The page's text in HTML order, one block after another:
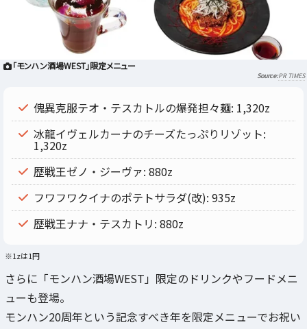
「モンハン酒場WEST」限定メニュー
PR TIMES
傀異克服テオ・テスカトルの爆発担々麺: 1,320z
冰龍イヴェルカーナのチーズたっぷりリゾット:
1,320z
歴戦王ゼノ・ジーヴァ: 880z
フワフワクイナのポテトサラダ(改): 935z
歴戦王ナナ・テスカトリ: 880z
※1zは1円
さらに「モンハン酒場WEST」限定のドリンクやフードメニ
ューも登場。
モンハン20周年という記念すべき年を限定メニューでお祝い